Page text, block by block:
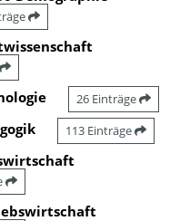
26 Einträge
113 Einträge